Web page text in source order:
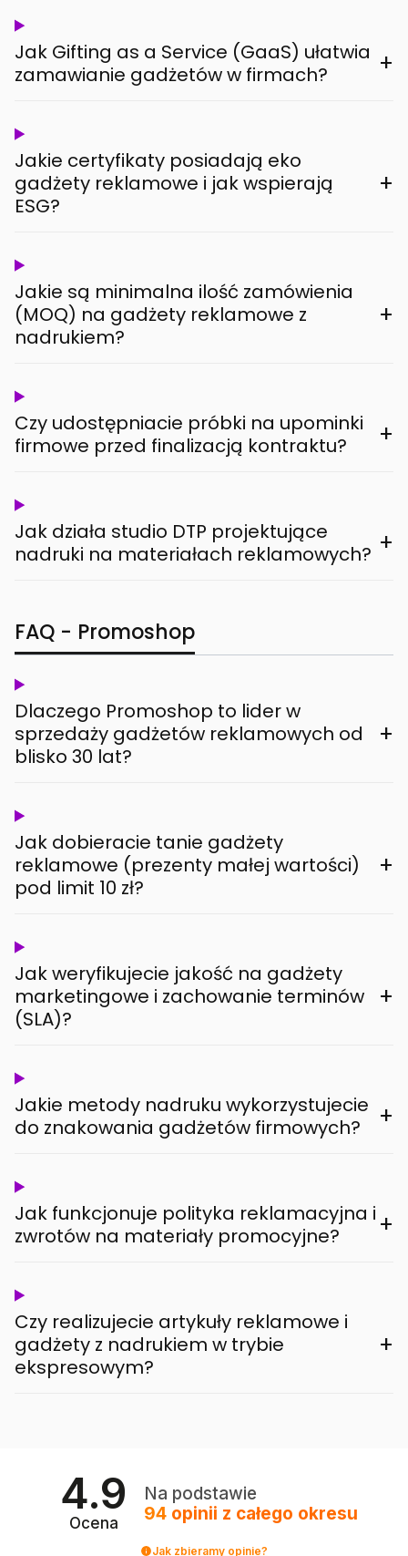
Jak Gifting as a Service (GaaS) ułatwia
zamawianie gadżetów w firmach?
+
Jakie certyfikaty posiadają eko
gadżety reklamowe i jak wspierają
ESG?
+
Jakie są minimalna ilość zamówienia
(MOQ) na gadżety reklamowe z
nadrukiem?
+
Czy udostępniacie próbki na upominki
firmowe przed finalizacją kontraktu?
+
Jak działa studio DTP projektujące
nadruki na materiałach reklamowych? +
FAQ - Promoshop
Dlaczego Promoshop to lider w
sprzedaży gadżetów reklamowych od
blisko 30 lat?
+
Jak dobieracie tanie gadżety
reklamowe (prezenty małej wartości)
pod limit 10 zł?
+
Jak weryfikujecie jakość na gadżety
marketingowe i zachowanie terminów
(SLA)?
+
Jakie metody nadruku wykorzystujecie
do znakowania gadżetów firmowych?
+
Jak funkcjonuje polityka reklamacyjna i
zwrotów na materiały promocyjne?
+
Czy realizujecie artykuły reklamowe i
gadżety z nadrukiem w trybie
ekspresowym?
+
4.9
Ocena
Na podstawie
94 opinii z całego okresu
Jak zbieramy opinie?